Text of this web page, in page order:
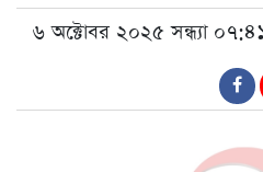
৬ অক্টোবর ২০২৫ সন্ধ্যা